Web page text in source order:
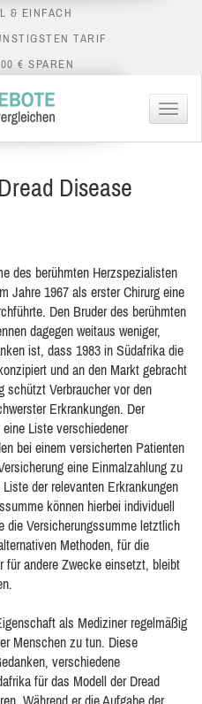
& EINFACH
TARIF
€ SPAREN
Menü
Disease
des berühmten Herzspezialisten
Jahre 1967 als erster Chirurg eine
Den Bruder des berühmten
dagegen weitaus weniger,
ist, dass 1983 in Südafrika die
und an den Markt gebracht
schützt Verbraucher vor den
Erkrankungen. Der
Liste verschiedener
bei einem versicherten Patienten
eine Einmalzahlung zu
der relevanten Erkrankungen
können hierbei individuell
die Versicherungssumme letztlich
Methoden, für die
für andere Zwecke einsetzt, bleibt
als Mediziner regelmäßig
Menschen zu tun. Diese
verschiedene
für das Modell der Dread
Während er die Aufgabe der